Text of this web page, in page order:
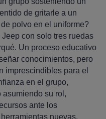
de gritarle a un
polvo en el uniforme?
con solo tres ruedas
Un proceso educativo
conocimientos, pero
imprescindibles para el
en el grupo,
su rol,
ante los
nuevas,